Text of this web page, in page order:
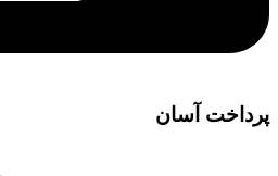
پرداخت آسان